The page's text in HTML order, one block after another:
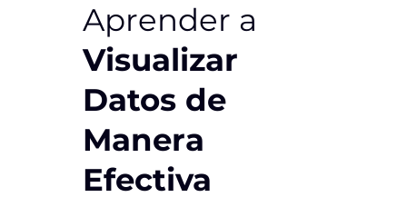
Aprender a
Visualizar
Datos de
Manera
Efectiva